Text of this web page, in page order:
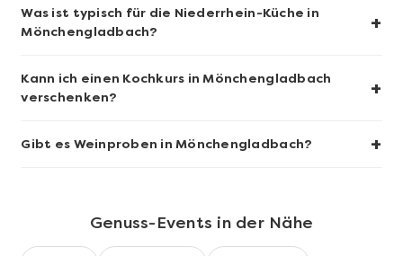
Was ist typisch für die Niederrhein-Küche in
Mönchengladbach?
+
Kann ich einen Kochkurs in Mönchengladbach
verschenken?
+
Gibt es Weinproben in Mönchengladbach? +
Genuss-Events in der Nähe